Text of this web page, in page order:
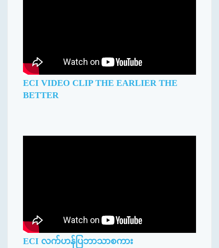
ECI VIDEO CLIP THE EARLIER THE
BETTER
ECI လက်ဟန်ပြဘာသာစကား